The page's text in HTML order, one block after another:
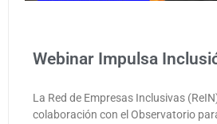
Webinar Impulsa
La Red de Empresas Inclusivas
colaboración con el Observatorio